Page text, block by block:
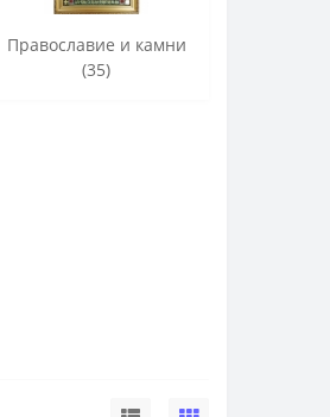
Православие и камни
(35)